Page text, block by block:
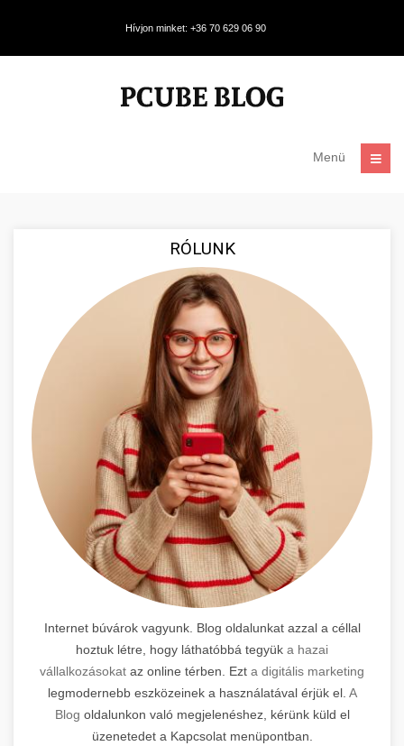
Hívjon minket: +36 70 629 06 90
Menü
RÓLUNK
Internet búvárok vagyunk. Blog oldalunkat azzal a céllal
hoztuk létre, hogy láthatóbbá tegyük a hazai
vállalkozásokat az online térben. Ezt a digitális marketing
legmodernebb eszközeinek a használatával érjük el. A
Blog oldalunkon való megjelenéshez, kérünk küld el
üzenetedet a Kapcsolat menüpontban.